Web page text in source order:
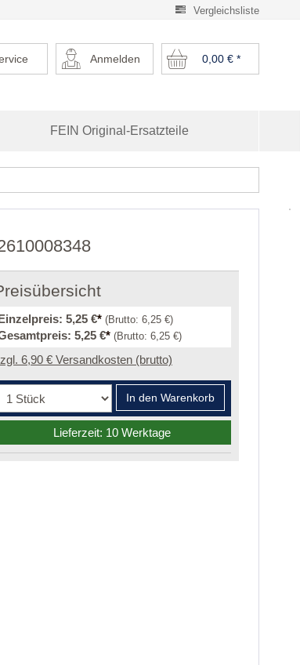
Vergleichsliste
0,00 €*
Anmelden
FEIN Original-Ersatzteile
5,25 €* (Brutto: 6,25 €)
5,25 €* (Brutto: 6,25 €)
6,90 € Versandkosten (brutto)
In den Warenkorb
Lieferzeit: 10 Werktage